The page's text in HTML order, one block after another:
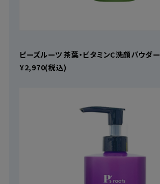
ピーズルーツ 茶葉・ビタミンC洗顔パウダー
¥2,970(税込)